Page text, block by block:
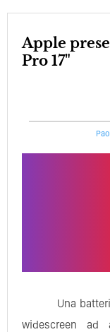
Apple presenta il nuovo MacBook
Pro 17"
Una
widescreen ad